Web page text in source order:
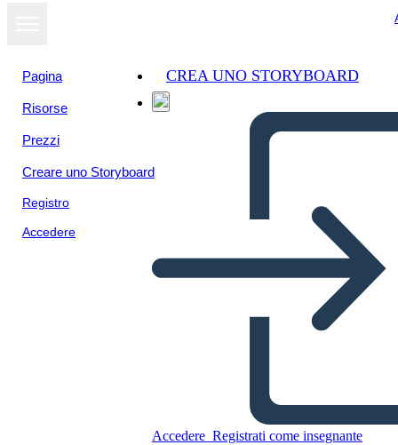
Pagina
Risorse
Prezzi
Creare uno Storyboard
Registro
Accedere
CREA UNO STORYBOARD
Accedere Registrati come insegnante